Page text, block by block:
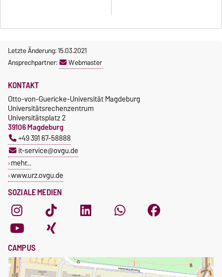
Letzte Änderung: 15.03.2021
Ansprechpartner:
Webmaster
SOZIALE MEDIEN
KONTAKT
Otto-von-Guericke-Universität Magdeburg
Universitätsrechenzentrum
Universitätsplatz 2
39106 Magdeburg
+49 391 67-58888
it-service@ovgu.de
mehr…
www.urz.ovgu.de
CAMPUS